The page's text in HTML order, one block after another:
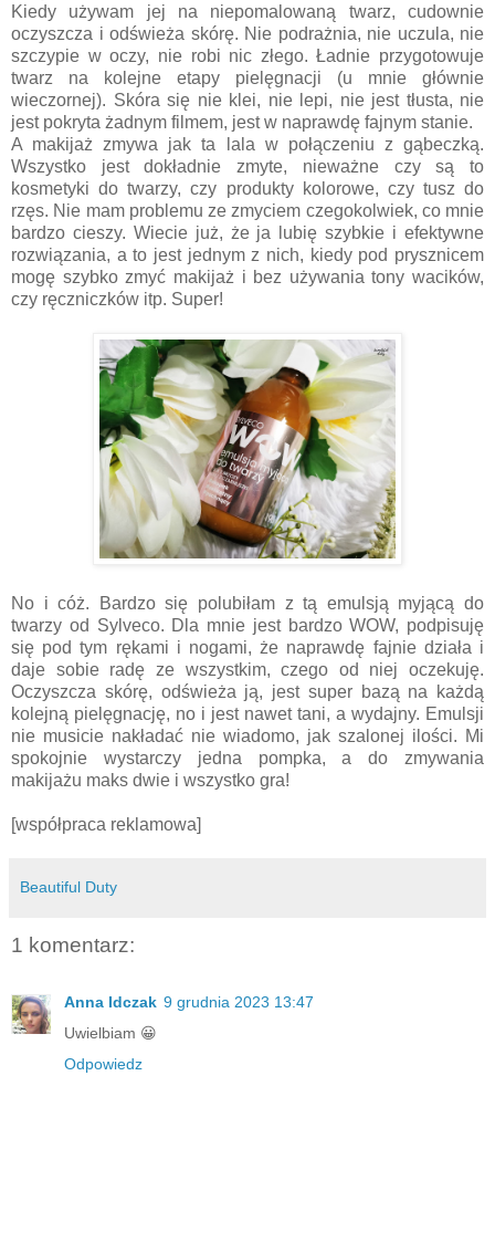
Kiedy używam jej na niepomalowaną twarz, cudownie
oczyszcza i odświeża skórę. Nie podrażnia, nie uczula, nie
szczypie w oczy, nie robi nic złego. Ładnie przygotowuje
twarz na kolejne etapy pielęgnacji (u mnie głównie
wieczornej). Skóra się nie klei, nie lepi, nie jest tłusta, nie
jest pokryta żadnym filmem, jest w naprawdę fajnym stanie.
A makijaż zmywa jak ta lala w połączeniu z gąbeczką.
Wszystko jest dokładnie zmyte, nieważne czy są to
kosmetyki do twarzy, czy produkty kolorowe, czy tusz do
rzęs. Nie mam problemu ze zmyciem czegokolwiek, co mnie
bardzo cieszy. Wiecie już, że ja lubię szybkie i efektywne
rozwiązania, a to jest jednym z nich, kiedy pod prysznicem
mogę szybko zmyć makijaż i bez używania tony wacików,
czy ręczniczków itp. Super!
No i cóż. Bardzo się polubiłam z tą emulsją myjącą do
twarzy od Sylveco. Dla mnie jest bardzo WOW, podpisuję
się pod tym rękami i nogami, że naprawdę fajnie działa i
daje sobie radę ze wszystkim, czego od niej oczekuję.
Oczyszcza skórę, odświeża ją, jest super bazą na każdą
kolejną pielęgnację, no i jest nawet tani, a wydajny. Emulsji
nie musicie nakładać nie wiadomo, jak szalonej ilości. Mi
spokojnie wystarczy jedna pompka, a do zmywania
makijażu maks dwie i wszystko gra!
[współpraca reklamowa]
Beautiful Duty
1 komentarz:
Anna Idczak 9 grudnia 2023 13:47
Uwielbiam 😀
Odpowiedz